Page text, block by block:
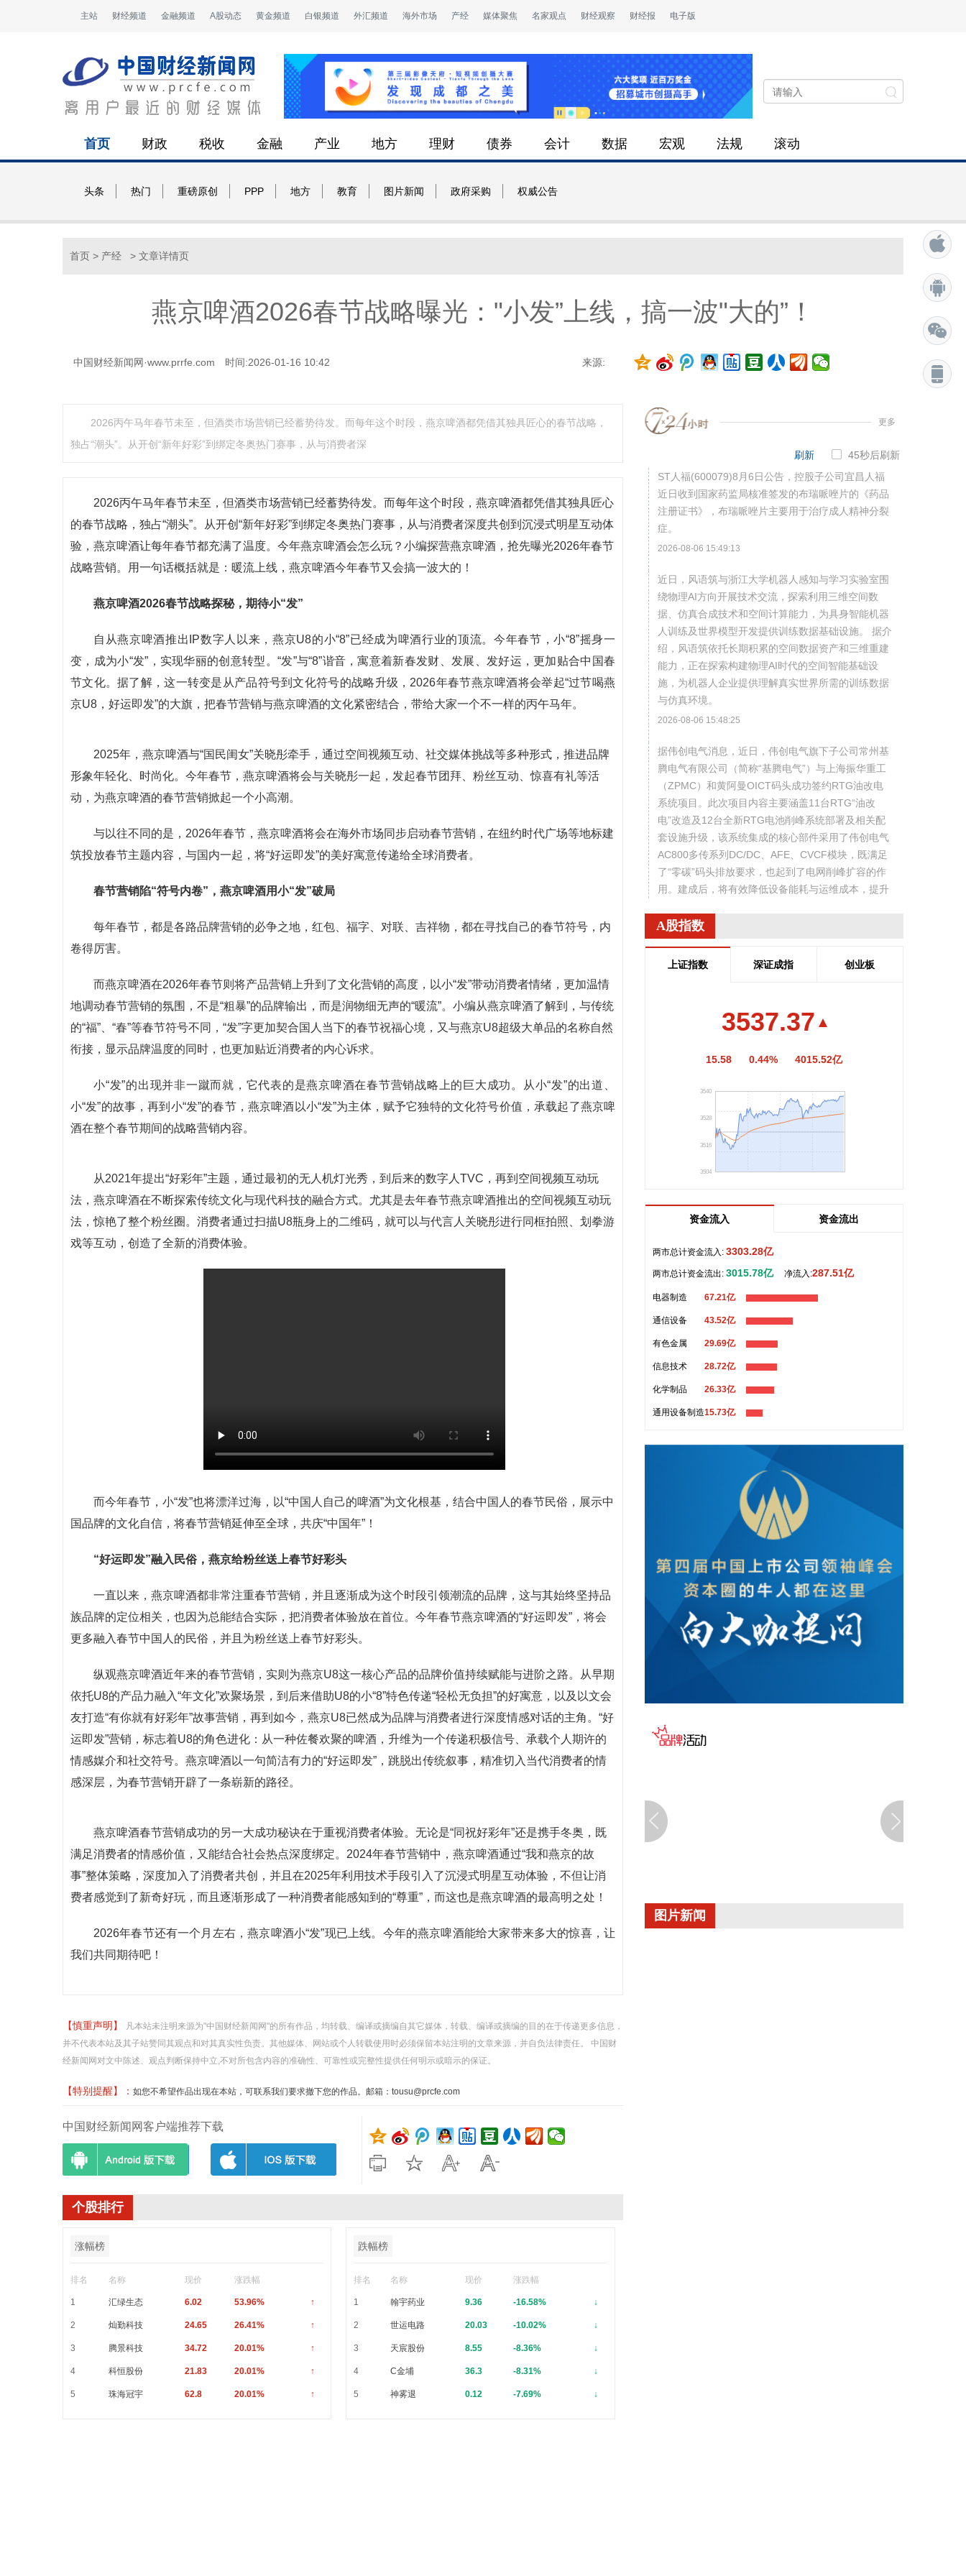
主站 财经频道 金融频道 A股动态 黄金频道 白银频道 外汇频道 海外市场 产经 媒体聚焦 名家观点 财经观察 财经报 电子版
首页 财政 税收 金融 产业 地方 理财 债券 会计 数据 宏观 法规 滚动
头条 热门 重磅原创 PPP 地方 教育 图片新闻 政府采购 权威公告
首页 > 产经 > 文章详情页
燕京啤酒2026春节战略曝光："小发”上线，搞一波"大的”！
中国财经新闻网·www.prrfe.com 时间:2026-01-16 10:42 来源:
2026丙午马年春节未至，但酒类市场营销已经蓄势待发。而每年这个时段，燕京啤酒都凭借其独具匠心的春节战略，
独占“潮头”。从开创“新年好彩”到绑定冬奥热门赛事，从与消费者深
2026丙午马年春节未至，但酒类市场营销已经蓄势待发。而每年这个时段，燕京啤酒都凭借其独具匠心
的春节战略，独占“潮头”。从开创“新年好彩”到绑定冬奥热门赛事，从与消费者深度共创到沉浸式明星互动体
验，燕京啤酒让每年春节都充满了温度。今年燕京啤酒会怎么玩？小编探营燕京啤酒，抢先曝光2026年春节
战略营销。用一句话概括就是：暖流上线，燕京啤酒今年春节又会搞一波大的！
燕京啤酒2026春节战略探秘，期待小“发”
自从燕京啤酒推出IP数字人以来，燕京U8的小“8”已经成为啤酒行业的顶流。今年春节，小“8”摇身一
变，成为小“发”，实现华丽的创意转型。“发”与“8”谐音，寓意着新春发财、发展、发好运，更加贴合中国春
节文化。据了解，这一转变是从产品符号到文化符号的战略升级，2026年春节燕京啤酒将会举起“过节喝燕
京U8，好运即发”的大旗，把春节营销与燕京啤酒的文化紧密结合，带给大家一个不一样的丙午马年。
2025年，燕京啤酒与“国民闺女”关晓彤牵手，通过空间视频互动、社交媒体挑战等多种形式，推进品牌
形象年轻化、时尚化。今年春节，燕京啤酒将会与关晓彤一起，发起春节团拜、粉丝互动、惊喜有礼等活
动，为燕京啤酒的春节营销掀起一个小高潮。
与以往不同的是，2026年春节，燕京啤酒将会在海外市场同步启动春节营销，在纽约时代广场等地标建
筑投放春节主题内容，与国内一起，将“好运即发”的美好寓意传递给全球消费者。
春节营销陷“符号内卷” ， 燕京啤酒用小“发”破局
每年春节，都是各路品牌营销的必争之地，红包、福字、对联、吉祥物，都在寻找自己的春节符号，内
卷得厉害。
而燕京啤酒在2026年春节则将产品营销上升到了文化营销的高度，以小“发”带动消费者情绪，更加温情
地调动春节营销的氛围，不是“粗暴”的品牌输出，而是润物细无声的“暖流”。小编从燕京啤酒了解到，与传统
的“福”、“春”等春节符号不同，“发”字更加契合国人当下的春节祝福心境，又与燕京U8超级大单品的名称自然
衔接，显示品牌温度的同时，也更加贴近消费者的内心诉求。
小“发”的出现并非一蹴而就，它代表的是燕京啤酒在春节营销战略上的巨大成功。从小“发”的出道、
小“发”的故事，再到小“发”的春节，燕京啤酒以小“发”为主体，赋予它独特的文化符号价值，承载起了燕京啤
酒在整个春节期间的战略营销内容。
从2021年提出“好彩年”主题，通过最初的无人机灯光秀，到后来的数字人TVC，再到空间视频互动玩
法，燕京啤酒在不断探索传统文化与现代科技的融合方式。尤其是去年春节燕京啤酒推出的空间视频互动玩
法，惊艳了整个粉丝圈。消费者通过扫描U8瓶身上的二维码，就可以与代言人关晓彤进行同框拍照、划拳游
戏等互动，创造了全新的消费体验。
而今年春节，小“发”也将漂洋过海，以“中国人自己的啤酒”为文化根基，结合中国人的春节民俗，展示中
国品牌的文化自信，将春节营销延伸至全球，共庆“中国年”！
“好运即发”融入民俗，燕京给粉丝送上春节好彩头
一直以来，燕京啤酒都非常注重春节营销，并且逐渐成为这个时段引领潮流的品牌，这与其始终坚持品
族品牌的定位相关，也因为总能结合实际，把消费者体验放在首位。今年春节燕京啤酒的“好运即发”，将会
更多融入春节中国人的民俗，并且为粉丝送上春节好彩头。
纵观燕京啤酒近年来的春节营销，实则为燕京U8这一核心产品的品牌价值持续赋能与进阶之路。从早期
依托U8的产品力融入“年文化”欢聚场景，到后来借助U8的小“8”特色传递“轻松无负担”的好寓意，以及以文会
友打造“有你就有好彩年”故事营销，再到如今，燕京U8已然成为品牌与消费者进行深度情感对话的主角。“好
运即发”营销，标志着U8的角色进化：从一种佐餐欢聚的啤酒，升维为一个传递积极信号、承载个人期许的
情感媒介和社交符号。燕京啤酒以一句简洁有力的“好运即发”，跳脱出传统叙事，精准切入当代消费者的情
感深层，为春节营销开辟了一条崭新的路径。
燕京啤酒春节营销成功的另一大成功秘诀在于重视消费者体验。无论是“同祝好彩年”还是携手冬奥，既
满足消费者的情感价值，又能结合社会热点深度绑定。2024年春节营销中，燕京啤酒通过“我和燕京的故
事”整体策略，深度加入了消费者共创，并且在2025年利用技术手段引入了沉浸式明星互动体验，不但让消
费者感觉到了新奇好玩，而且逐渐形成了一种消费者能感知到的“尊重”，而这也是燕京啤酒的最高明之处！
2026年春节还有一个月左右，燕京啤酒小“发”现已上线。今年的燕京啤酒能给大家带来多大的惊喜，让
我们共同期待吧！
【慎重声明】
凡本站未注明来源为"中国财经新闻网"的所有作品，均转载、编译或摘编自其它媒体，转载、编译或摘编的目的在于传递更多信息，
并不代表本站及其子站赞同其观点和对其真实性负责。其他媒体、网站或个人转载使用时必须保留本站注明的文章来源，并自负法律责任。 中国财
经新闻网对文中陈述、观点判断保持中立,不对所包含内容的准确性、可靠性或完整性提供任何明示或暗示的保证。
【特别提醒】： 如您不希望作品出现在本站，可联系我们要求撤下您的作品。邮箱：tousu@prcfe.com
中国财经新闻网客户端推荐下载
个股排行
涨幅榜
排名 名称 现价 涨跌幅
1 汇绿生态 6.02 53.96% ↑
2 灿勤科技 24.65 26.41% ↑
3 腾景科技 34.72 20.01% ↑
4 科恒股份 21.83 20.01% ↑
5 珠海冠宇 62.8 20.01% ↑
跌幅榜
排名 名称 现价 涨跌幅
1 翰宇药业 9.36 -16.58% ↓
2 世运电路 20.03 -10.02% ↓
3 天宸股份 8.55 -8.36% ↓
4 C金埔 36.3 -8.31% ↓
5 神雾退 0.12 -7.69% ↓
更多
44秒后刷新
刷新
ST人福(600079)8月6日公告，控股子公司宜昌人福
近日收到国家药监局核准签发的布瑞哌唑片的《药品
注册证书》，布瑞哌唑片主要用于治疗成人精神分裂
症。
2026-08-06 15:49:13
近日，风语筑与浙江大学机器人感知与学习实验室围
绕物理AI方向开展技术交流，探索利用三维空间数
据、仿真合成技术和空间计算能力，为具身智能机器
人训练及世界模型开发提供训练数据基础设施。 据介
绍，风语筑依托长期积累的空间数据资产和三维重建
能力，正在探索构建物理AI时代的空间智能基础设
施，为机器人企业提供理解真实世界所需的训练数据
与仿真环境。
2026-08-06 15:48:25
据伟创电气消息，近日，伟创电气旗下子公司常州基
腾电气有限公司（简称“基腾电气”）与上海振华重工
（ZPMC）和黄阿曼OICT码头成功签约RTG油改电
系统项目。此次项目内容主要涵盖11台RTG“油改
电”改造及12台全新RTG电池削峰系统部署及相关配
套设施升级，该系统集成的核心部件采用了伟创电气
AC800多传系列DC/DC、AFE、CVCF模块，既满足
了“零碳”码头排放要求，也起到了电网削峰扩容的作
用。建成后，将有效降低设备能耗与运维成本，提升
营水平提升。
册证书》。该药品配合饮食和运动治疗, 适合使用沙
善此类患者的血糖控制。
无锡银行(600908)8月6日公告，胥焱冰因工作变动原
因，辞去副行长职务。
2026-08-06 15:38:24
1260公里，中心附近最大风力14级（强台风级）。
方向移动，强度变化不大或略有增强；7日早晨进入
福建省热带气旋警戒区，并逐渐向华东沿海靠近，将
象台6日14时发布“台风预警Ⅳ级”，根据《福建省防汛
抗旱防台风应急预案》，经会商研判，福建省防指决
近日，广纳四维（SEEV）完成连续两轮融资，两轮
金、美的资本、广州开发区科创母基金公司、纳米基
金、纳珍投资，其中纳米基金作为老股东持续追投。
近日，宇航芯片供应商——杭州星辰基石半导体有限
公司（AstraMatrix）连续完成天使轮和天使+轮亿元
级融资，天使轮由银杏谷资本独家投资，天使+轮由
浙大友创、电科基金、上海天使会联合投资。
2026-08-06 15:28:16
近日，国内数字韧性企业北京同创永益科技发展有限
公司（简称：同创永益）宣布完成近亿元股权融资。
8月6日，远景乌兰察布星河基地正式投产，该超级单
子浩介绍，“远景星河基地”主要面向头部科技与AI公
司大规模使用国产算力的紧迫需求，致力于打造“新能
工业和信息化部印发《民用爆炸物品行业安全发展“十
五五”规划》，其中提出，提升本质安全水平。支持集
A股指数
上证指数 深证成指 创业板
3537.37
15.58 0.44% 4015.52亿
3504
3516
3528
3540
资金流入 资金流出
两市总计资金流入: 3303.28亿
两市总计资金流出: 3015.78亿 净流入:287.51亿
电器制造 67.21亿
通信设备 43.52亿
有色金属 29.69亿
信息技术 28.72亿
化学制品 26.33亿
通用设备制造15.73亿
图片新闻